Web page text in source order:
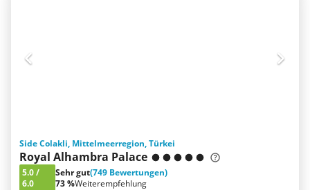
Side Colakli, Mittelmeerregion, Türkei
Royal Alhambra Palace
5.0/
6.0
Sehr gut(749 Bewertungen)
73 %Weiterempfehlung